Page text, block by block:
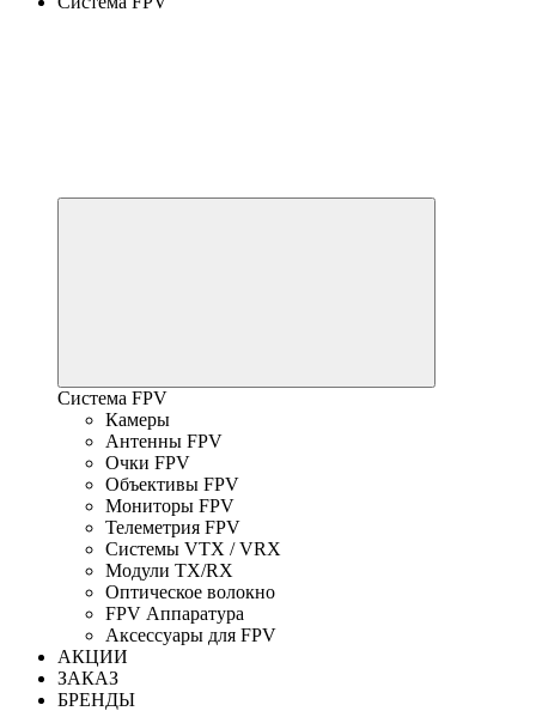
Система FPV
Камеры
Антенны FPV
Очки FPV
Объективы FPV
Мониторы FPV
Телеметрия FPV
Системы VTX / VRX
Модули TX/RX
Оптическое волокно
FPV Аппаратура
Аксессуары для FPV
АКЦИИ
ЗАКАЗ
БРЕНДЫ